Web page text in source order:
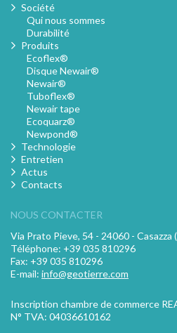
Société
Qui nous sommes
Durabilité
Produits
Ecoflex®
Disque Newair®
Newair®
Tuboflex®
Newair tape
Ecoquarz®
Newpond®
Technologie
Entretien
Actus
Contacts
NOUS CONTACTER
Via Prato Pieve, 54 - 24060 - Casazza
Téléphone: +39 035 810296
Fax: +39 035 810296
E-mail: info@geotierre.com
Inscription chambre de commerce
N° TVA: 04036610162